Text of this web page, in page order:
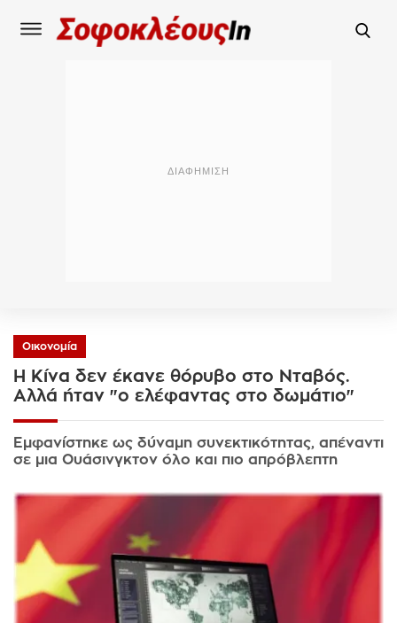
Οικονομία
Η Κίνα δεν έκανε θόρυβο στο Νταβός.
Αλλά ήταν "ο ελέφαντας στο δωμάτιο"
Εμφανίστηκε ως δύναμη συνεκτικότητας, απέναντι
σε μια Ουάσινγκτον όλο και πιο απρόβλεπτη